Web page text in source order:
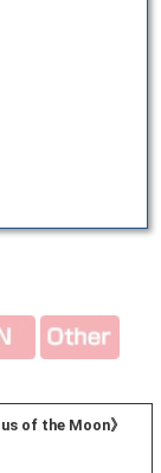
of the Moon》